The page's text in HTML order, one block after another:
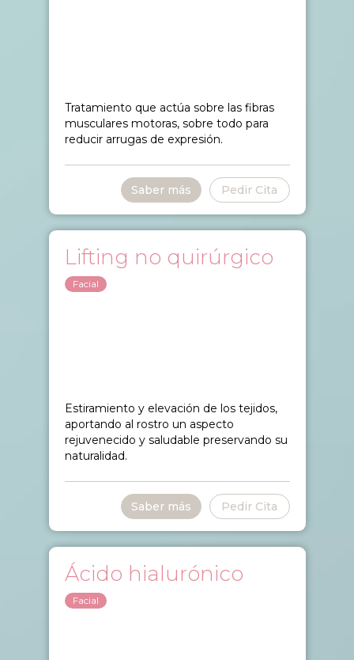
Tratamiento que actúa sobre las fibras
musculares motoras, sobre todo para
reducir arrugas de expresión.
Pedir Cita
Saber más
Lifting no quirúrgico
Facial
Estiramiento y elevación de los tejidos,
aportando al rostro un aspecto
rejuvenecido y saludable preservando su
naturalidad.
Pedir Cita
Saber más
Ácido hialurónico
Facial